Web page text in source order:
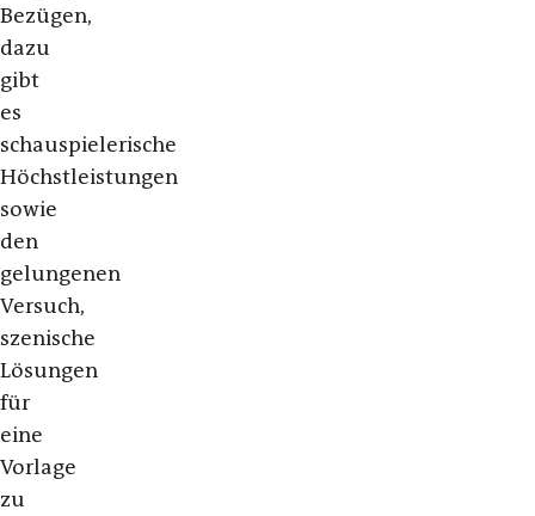
Bezügen,
dazu
gibt
es
schauspielerische
Höchstleistungen
sowie
den
gelungenen
Versuch,
szenische
Lösungen
für
eine
Vorlage
zu